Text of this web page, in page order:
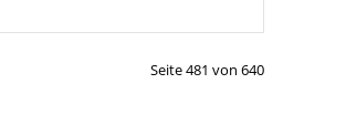
Seite 481 von 640